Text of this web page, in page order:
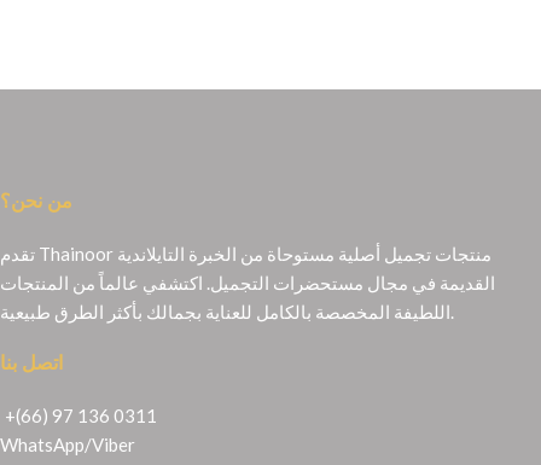
من نحن؟
تقدم Thainoor منتجات تجميل أصلية مستوحاة من الخبرة التايلاندية
القديمة في مجال مستحضرات التجميل. اكتشفي عالماً من المنتجات
اتصل بنا
+(66) 97 136 0311
WhatsApp/Viber